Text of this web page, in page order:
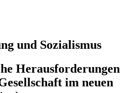
und Sozialismus
Herausforderungen
im neuen